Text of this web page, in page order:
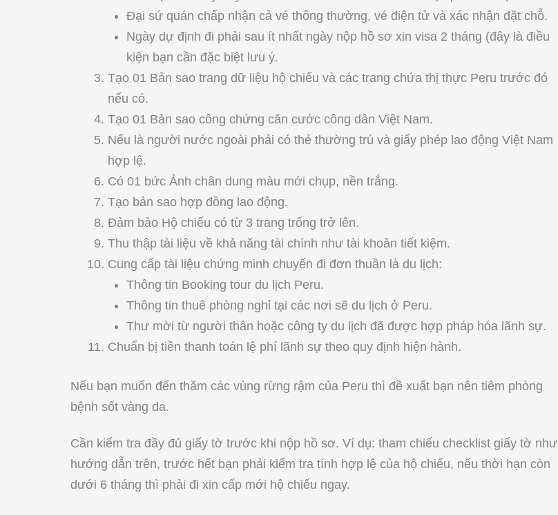
Đại sứ quán chấp nhận cả vé thông thường, vé điện tử và xác nhận đặt chỗ.
Ngày dự định đi phải sau ít nhất ngày nộp hồ sơ xin visa 2 tháng (đây là điều
kiện bạn cần đặc biệt lưu ý.
Tạo 01 Bản sao trang dữ liệu hộ chiếu và các trang chứa thị thực Peru trước đó
nếu có.
Tạo 01 Bản sao công chứng căn cước công dân Việt Nam.
Nếu là người nước ngoài phải có thẻ thường trú và giấy phép lao động Việt Nam
hợp lệ.
Có 01 bức Ảnh chân dung màu mới chụp, nền trắng.
Tạo bản sao hợp đồng lao động.
Đảm bảo Hộ chiếu có từ 3 trang trống trở lên.
Thu thập tài liệu về khả năng tài chính như tài khoản tiết kiệm.
Cung cấp tài liệu chứng minh chuyến đi đơn thuần là du lịch:
Thông tin Booking tour du lịch Peru.
Thông tin thuê phòng nghỉ tại các nơi sẽ du lịch ở Peru.
Thư mời từ người thân hoặc công ty du lịch đã được hợp pháp hóa lãnh sự.
Chuẩn bị tiền thanh toán lệ phí lãnh sự theo quy định hiện hành.
Nếu bạn muốn đến thăm các vùng rừng rậm của Peru thì đề xuất bạn nên tiêm phòng
bệnh sốt vàng da.
Cần kiểm tra đầy đủ giấy tờ trước khi nộp hồ sơ. Ví dụ: tham chiếu checklist giấy tờ như
hướng dẫn trên, trước hết bạn phải kiểm tra tính hợp lệ của hộ chiếu, nếu thời hạn còn
dưới 6 tháng thì phải đi xin cấp mới hộ chiếu ngay.